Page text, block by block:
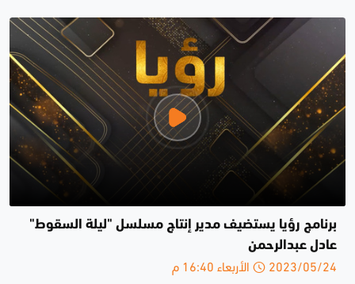
برنامج رؤيا يستضيف مدير إنتاج مسلسل "ليلة السقوط"
عادل عبدالرحمن
2023/05/24 الأربعاء 16:40 م